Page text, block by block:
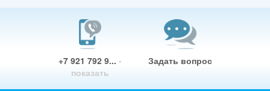
+7 921 792 9... -
показать
Задать вопрос